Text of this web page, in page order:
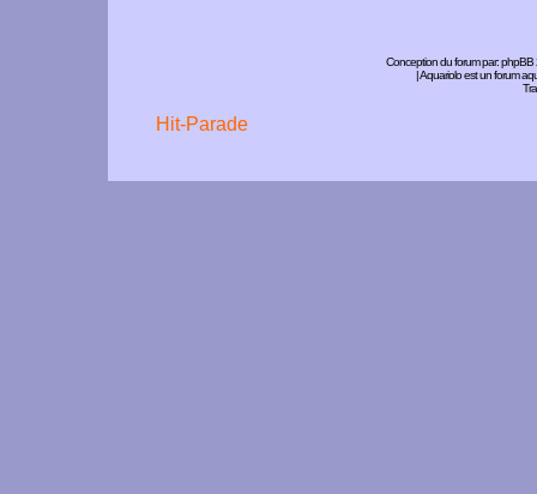
Conception du forum par:phpBB
| Aquariolo est un forum